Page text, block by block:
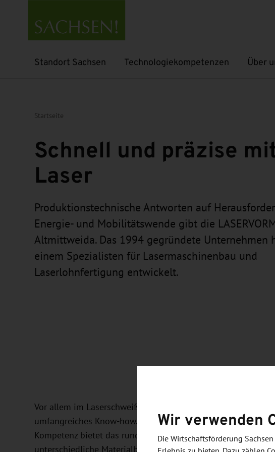
Standort Sachsen
Untermenü öffnen Technologiekompetenzen
Untermenü öffnen Über
Startseite
Schnell und präzise
Laser
Produktionstechnische Antworten auf
Energie- und Mobilitätswende gibt die
Altmittweida. Das 1994 gegründete Unternehmen
einem Spezialisten für Lasermaschinenbau und
Laserlohnfertigung entwickelt.
Vor allem im Laserschweißen, Laserhärten und
umfangreiches Know-how. Dank der Kombination von
Kompetenz bietet das rund 70 Mitarbeiter zählende Team
unterschiedliche Materialbearbeitungen mit Laser.
Wir verwenden
Die Wirtschaftsförderung